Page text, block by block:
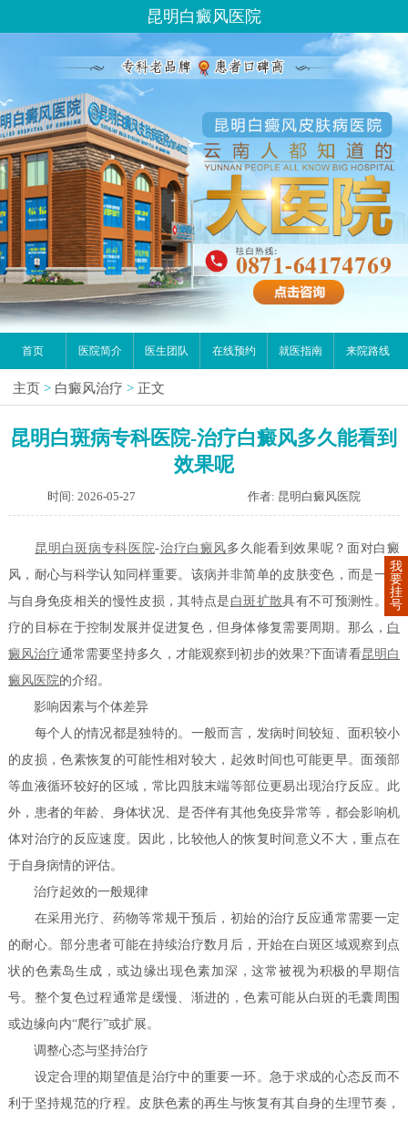
昆明白癜风医院
首页 医院简介 医生团队 在线预约 就医指南 来院路线
主页 > 白癜风治疗 > 正文
昆明白斑病专科医院-治疗白癜风多久能看到
效果呢
时间: 2026-05-27 作者: 昆明白癜风医院
昆明白斑病专科医院-治疗白癜风多久能看到效果呢？面对白癜
风，耐心与科学认知同样重要。该病并非简单的皮肤变色，而是一种
与自身免疫相关的慢性皮损，其特点是 白斑扩散具有不可预测性。治
疗的目标在于控制发展并促进复色，但身体修复需要周期。那么， 白
癜风治疗通常需要坚持多久，才能观察到初步的效果?下面请看昆明白
癜风医院的介绍。
影响因素与个体差异
每个人的情况都是独特的。一般而言，发病时间较短、面积较小
的皮损，色素恢复的可能性相对较大，起效时间也可能更早。面颈部
等血液循环较好的区域，常比四肢末端等部位更易出现治疗反应。此
外，患者的年龄、身体状况、是否伴有其他免疫异常等，都会影响机
体对治疗的反应速度。因此，比较他人的恢复时间意义不大，重点在
于自身病情的评估。
治疗起效的一般规律
在采用光疗、药物等常规干预后，初始的治疗反应通常需要一定
的耐心。部分患者可能在持续治疗数月后，开始在白斑区域观察到点
状的色素岛生成，或边缘出现色素加深，这常被视为积极的早期信
号。整个复色过程通常是缓慢、渐进的，色素可能从白斑的毛囊周围
或边缘向内“爬行”或扩展。
调整心态与坚持治疗
设定合理的期望值是治疗中的重要一环。急于求成的心态反而不
利于坚持规范的疗程。皮肤色素的再生与恢复有其自身的生理节奏，
我
要
挂
号